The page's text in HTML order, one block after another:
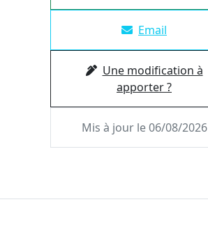
Email
Une modification à
apporter ?
Mis à jour le 06/08/2026